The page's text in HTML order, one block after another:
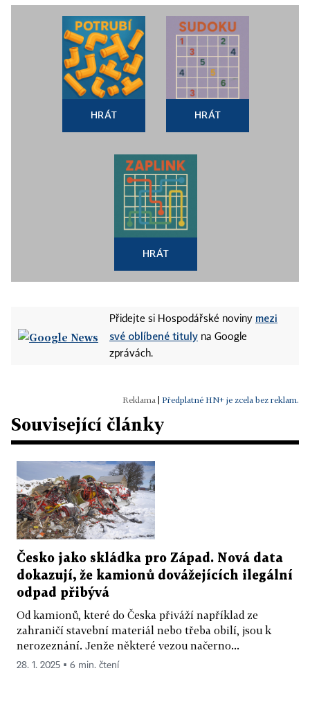
HRÁT HRÁT
HRÁT
Přidejte si Hospodářské noviny mezi
své oblíbené tituly na Google
zprávách.
Předplatné HN+ je zcela bez reklam.
Související články
Česko jako skládka pro Západ. Nová data
dokazují, že kamionů dovážejících ilegální
odpad přibývá
Od kamionů, které do Česka přiváží například ze
zahraničí stavební materiál nebo třeba obilí, jsou k
nerozeznání. Jenže některé vezou načerno...
28. 1. 2025 ▪ 6 min. čtení